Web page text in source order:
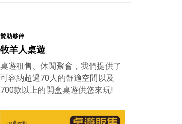
贊助夥伴
牧羊人桌遊
桌遊租售、休閒聚會，我們提供了
可容納超過70人的舒適空間以及
700款以上的開盒桌遊供您來玩!